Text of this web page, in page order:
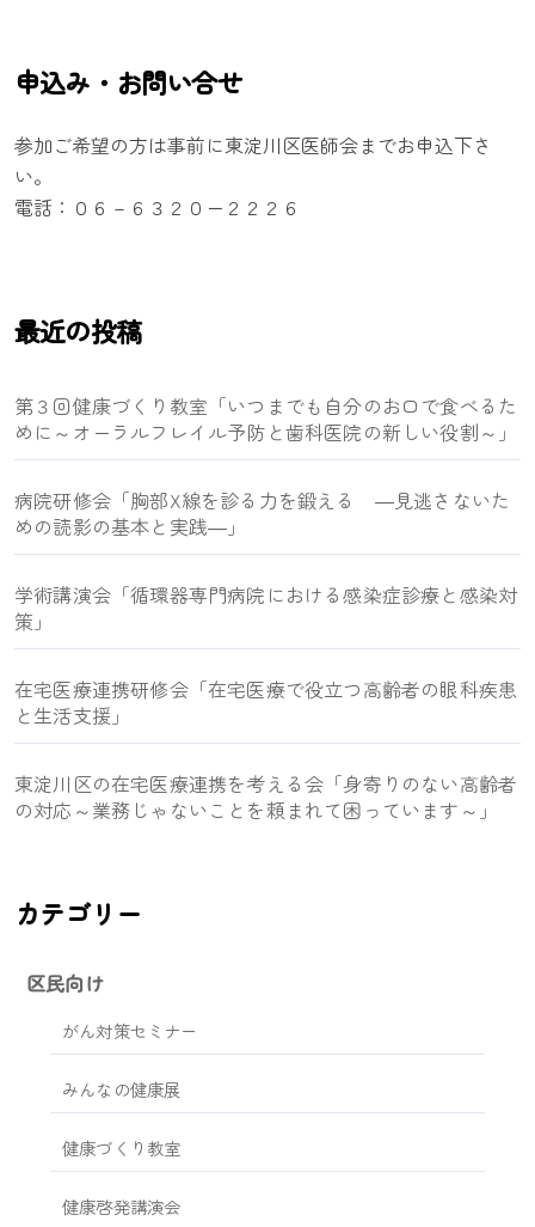
申込み・お問い合せ
参加ご希望の方は事前に東淀川区医師会までお申込下さ
い。
電話：０６－６３２０ー２２２６
最近の投稿
第３回健康づくり教室「いつまでも自分のお口で食べるた
めに～オーラルフレイル予防と歯科医院の新しい役割～」
病院研修会「胸部X線を診る力を鍛える ―見逃さないた
めの読影の基本と実践―」
学術講演会「循環器専門病院における感染症診療と感染対
策」
在宅医療連携研修会「在宅医療で役立つ高齢者の眼科疾患
と生活支援」
東淀川区の在宅医療連携を考える会「身寄りのない高齢者
の対応～業務じゃないことを頼まれて困っています～」
カテゴリー
区民向け
がん対策セミナー
みんなの健康展
健康づくり教室
健康啓発講演会